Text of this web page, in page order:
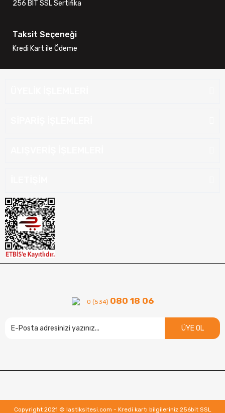
256 BIT SSL Sertifika
Taksit Seçeneği
Kredi Kart ile Ödeme
0 (534) 080 18 06
ÜYE OL
Copyright 2021 © lastiksitesi.com - Kredi kartı bilgileriniz 256bit SSL